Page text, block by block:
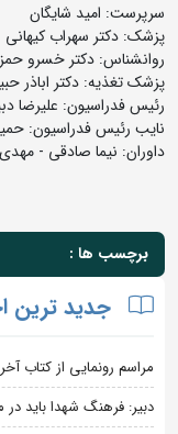
سرپرست: امید شایگان
پزشک: دکتر سهراب کیهانی
روانشناس: دکتر خسرو
پزشک تغذیه: دکتر اباذر
رئیس فدراسیون: علیرضا
نایب رئیس فدراسیون:
داوران: نیما صادقی -
برچسب ها :
جدید ترین
مراسم رونمایی از کتاب
دبیر: فرهنگ شهدا باید